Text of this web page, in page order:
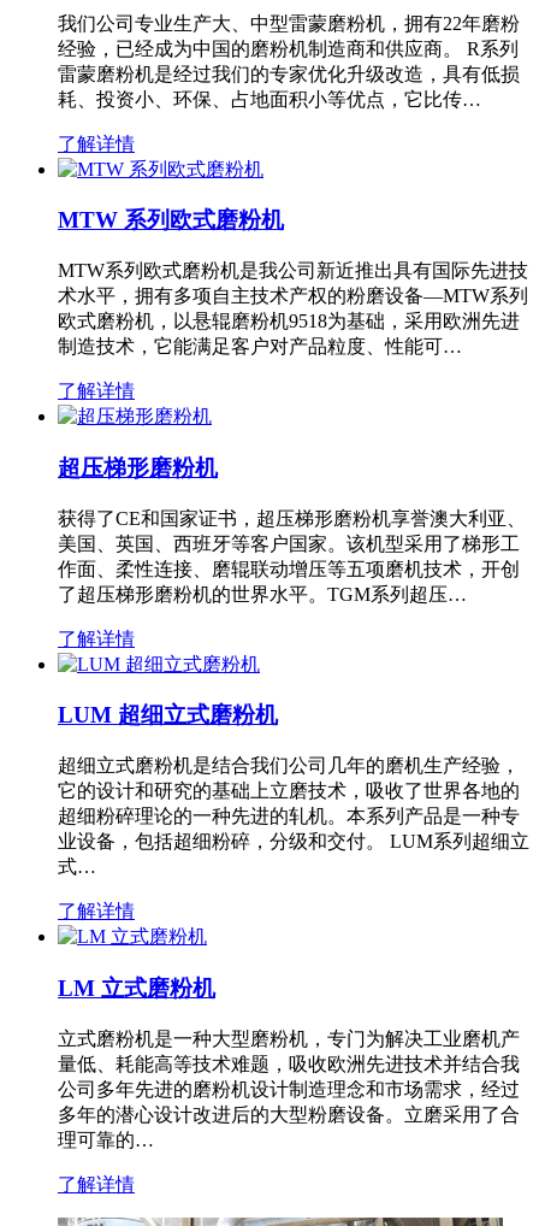
我们公司专业生产大、中型雷蒙磨粉机，拥有22年磨粉
经验，已经成为中国的磨粉机制造商和供应商。 R系列
雷蒙磨粉机是经过我们的专家优化升级改造，具有低损
耗、投资小、环保、占地面积小等优点，它比传…
了解详情
MTW 系列欧式磨粉机
MTW系列欧式磨粉机是我公司新近推出具有国际先进技
术水平，拥有多项自主技术产权的粉磨设备—MTW系列
欧式磨粉机，以悬辊磨粉机9518为基础，采用欧洲先进
制造技术，它能满足客户对产品粒度、性能可…
了解详情
超压梯形磨粉机
获得了CE和国家证书，超压梯形磨粉机享誉澳大利亚、
美国、英国、西班牙等客户国家。该机型采用了梯形工
作面、柔性连接、磨辊联动增压等五项磨机技术，开创
了超压梯形磨粉机的世界水平。TGM系列超压…
了解详情
LUM 超细立式磨粉机
超细立式磨粉机是结合我们公司几年的磨机生产经验，
它的设计和研究的基础上立磨技术，吸收了世界各地的
超细粉碎理论的一种先进的轧机。本系列产品是一种专
业设备，包括超细粉碎，分级和交付。 LUM系列超细立
式…
了解详情
LM 立式磨粉机
立式磨粉机是一种大型磨粉机，专门为解决工业磨机产
量低、耗能高等技术难题，吸收欧洲先进技术并结合我
公司多年先进的磨粉机设计制造理念和市场需求，经过
多年的潜心设计改进后的大型粉磨设备。立磨采用了合
理可靠的…
了解详情